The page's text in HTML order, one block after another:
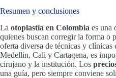
Resumen y conclusiones
La otoplastia en Colombia es una
quienes buscan corregir la forma o
oferta diversa de técnicas y clínicas
Medellín, Cali y Cartagena, es
cirujano y la institución. Los
una guía, pero siempre conviene